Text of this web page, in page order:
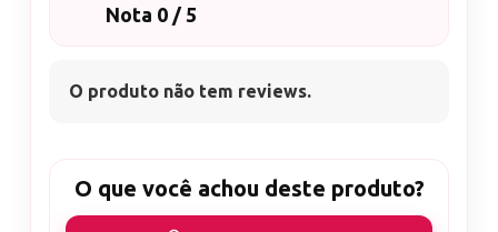
Nota 0 / 5
O produto não tem reviews.
O que você achou deste produto?